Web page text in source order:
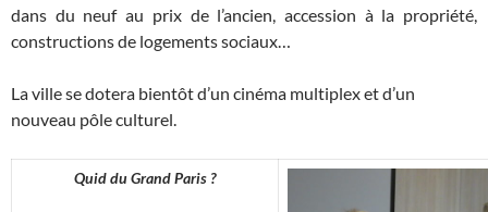
dans du neuf au prix de l’ancien, accession à la propriété,
constructions de logements sociaux…
La ville se dotera bientôt d’un cinéma multiplex et d’un
nouveau pôle culturel.
Quid du Grand Paris ?